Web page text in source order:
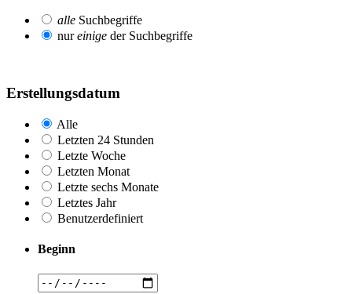
alle Suchbegriffe
nureinige der Suchbegriffe
Erstellungsdatum
Alle
Letzten 24 Stunden
Letzte Woche
Letzten Monat
Letzte sechs Monate
Letztes Jahr
Benutzerdefiniert
Beginn